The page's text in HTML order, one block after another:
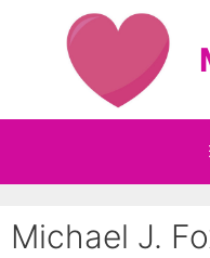
contenido
Michael J.